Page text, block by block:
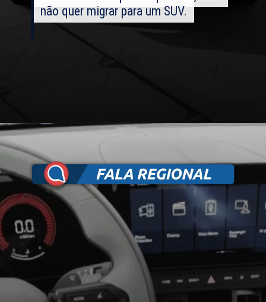
não quer migrar para um SUV.
não quer migrar para um SUV.